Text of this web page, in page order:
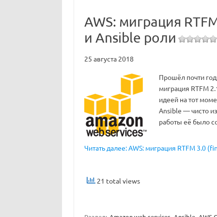
AWS: миграция
и Ansible роли
25 августа 2018
Прошёл почти
миграция RTFM
идеей на тот
Ansible — чисто
работы её было
Читать далее: AWS: миграция RTFM
21 total views